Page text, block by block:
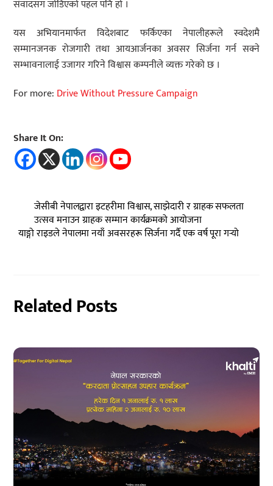
संवादसँग जोडिएको पहल पनि हो ।
यस अभियानमार्फत विदेशबाट फर्किएका नेपालीहरूले स्वदेशमै
सम्मानजनक रोजगारी तथा आयआर्जनका अवसर सिर्जना गर्न सक्ने
सम्भावनालाई उजागर गरिने विश्वास कम्पनीले व्यक्त गरेको छ ।
For more: Drive Without Pressure Campaign
Share It On:
जेसीबी नेपालद्वारा इटहरीमा विश्वास, साझेदारी र ग्राहक सफलता
उत्सव मनाउन ग्राहक सम्मान कार्यक्रमको आयोजना
याङ्गो राइडले नेपालमा नयाँ अवसरहरू सिर्जना गर्दै एक वर्ष पूरा गर्‍यो
Related Posts